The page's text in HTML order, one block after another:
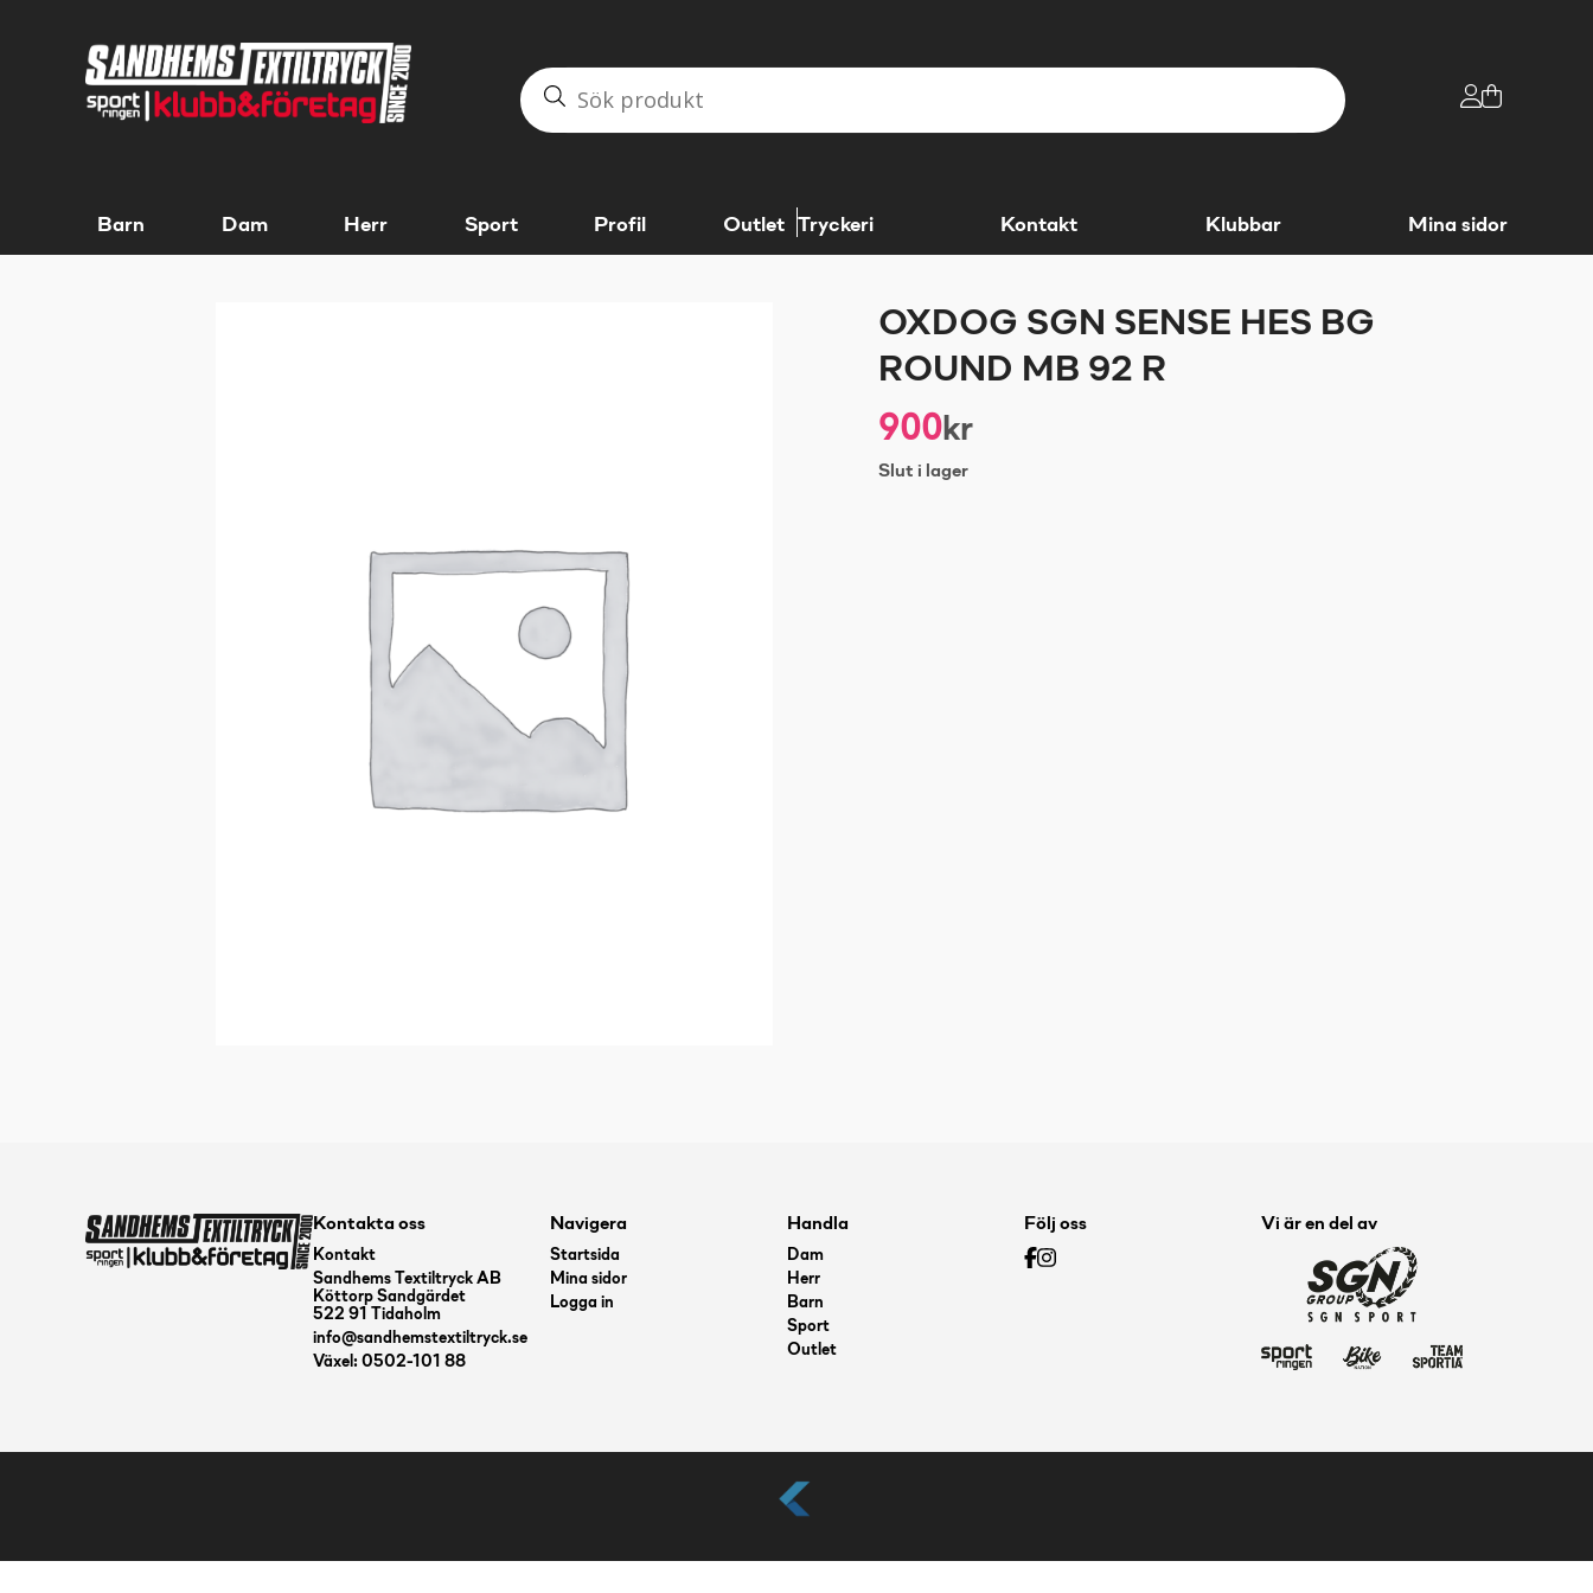
Barn Dam Herr Sport Profil Outlet Tryckeri Kontakt Klubbar Mina sidor
OXDOG SGN SENSE HES BG
ROUND MB 92 R
900kr
Slut i lager
Kontakta oss
Kontakt
Sandhems Textiltryck AB
Köttorp Sandgärdet
522 91 Tidaholm
info@sandhemstextiltryck.se
Växel: 0502-101 88
Navigera
Startsida
Mina sidor
Logga in
Handla
Dam
Herr
Barn
Sport
Outlet
Följ oss Vi är en del av